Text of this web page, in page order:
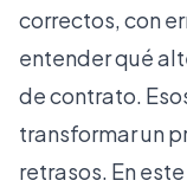
correctos, con
entender qué
de contrato.
transformar un
retrasos. En